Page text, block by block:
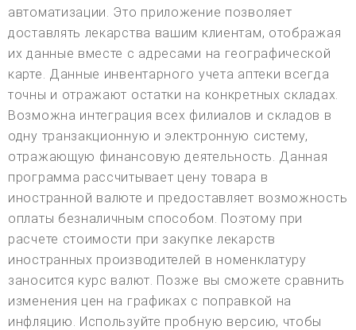
автоматизации. Это приложение позволяет
доставлять лекарства вашим клиентам, отображая
их данные вместе с адресами на географической
карте. Данные инвентарного учета аптеки всегда
точны и отражают остатки на конкретных складах.
Возможна интеграция всех филиалов и складов в
одну транзакционную и электронную систему,
отражающую финансовую деятельность. Данная
программа рассчитывает цену товара в
иностранной валюте и предоставляет возможность
оплаты безналичным способом. Поэтому при
расчете стоимости при закупке лекарств
иностранных производителей в номенклатуру
заносится курс валют. Позже вы сможете сравнить
изменения цен на графиках с поправкой на
инфляцию. Используйте пробную версию, чтобы